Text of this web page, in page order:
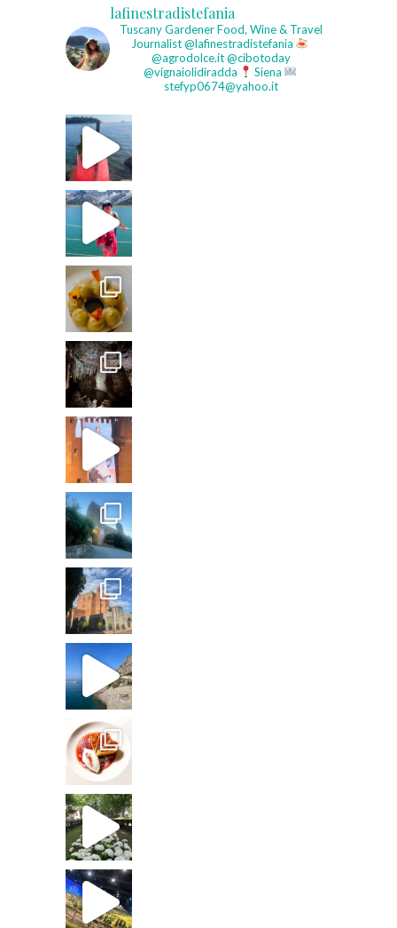
lafinestradistefania
Tuscany GardenerFood, Wine & Travel
Journalist@lafinestradistefania
@agrodolce.it @cibotoday
@vignaiolidiradda
Siena
stefyp0674@yahoo.it